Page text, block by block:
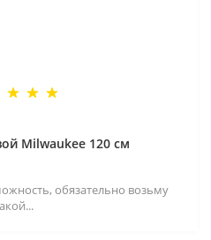
Milwaukee 120 см
обязательно возьму